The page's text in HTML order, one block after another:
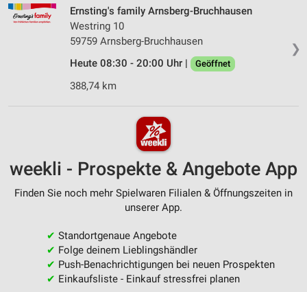
❯
Ernsting's family Arnsberg-Bruchhausen
Westring 10
59759 Arnsberg-Bruchhausen
Heute 08:30 - 20:00 Uhr |
Geöffnet
388,74 km
weekli - Prospekte & Angebote App
Finden Sie noch mehr Spielwaren Filialen & Öffnungszeiten in
unserer App.
✔ Standortgenaue Angebote
✔ Folge deinem Lieblingshändler
✔ Push-Benachrichtigungen bei neuen Prospekten
✔ Einkaufsliste - Einkauf stressfrei planen